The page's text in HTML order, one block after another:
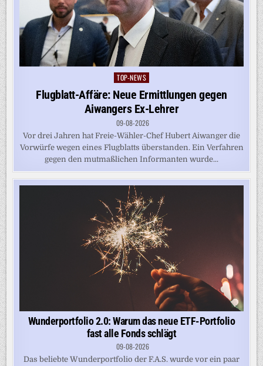
Posted
in
TOP-NEWS
Flugblatt-Affäre: Neue Ermittlungen gegen
Aiwangers Ex-Lehrer
09-08-2026
Vor drei Jahren hat Freie-Wähler-Chef Hubert Aiwanger die
Vorwürfe wegen eines Flugblatts überstanden. Ein Verfahren
gegen den mutmaßlichen Informanten wurde...
Wunderportfolio 2.0: Warum das neue ETF-Portfolio
fast alle Fonds schlägt
09-08-2026
Das beliebte Wunderportfolio der F.A.S. wurde vor ein paar